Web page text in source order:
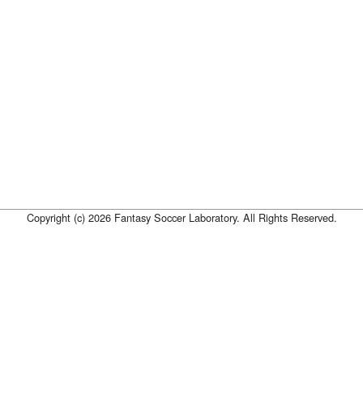
Copyright (c) 2026 Fantasy Soccer Laboratory. All Rights Reserved.